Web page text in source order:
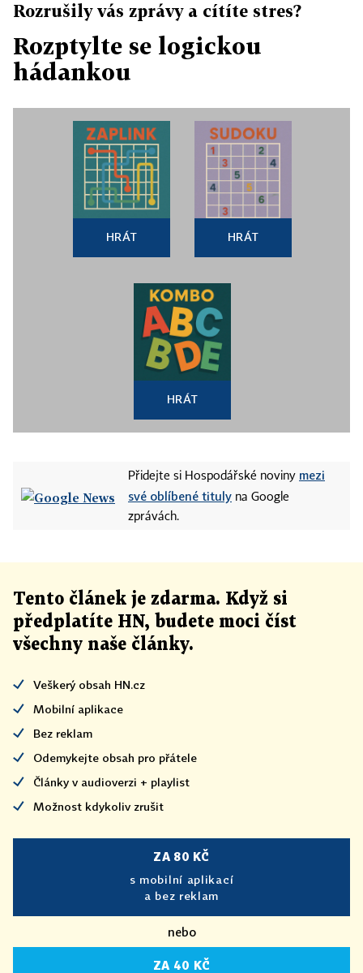
Rozrušily vás zprávy a cítíte stres?
Rozptylte se logickou
hádankou
HRÁT HRÁT
HRÁT
Přidejte si Hospodářské noviny mezi
své oblíbené tituly na Google
zprávách.
Tento článek je zdarma. Když si
předplatíte HN, budete moci číst
všechny naše články.
Veškerý obsah HN.cz
Mobilní aplikace
Bez reklam
Odemykejte obsah pro přátele
Články v audioverzi + playlist
Možnost kdykoliv zrušit
ZA 80 KČ
s mobilní aplikací
a bez reklam
nebo
ZA 40 KČ